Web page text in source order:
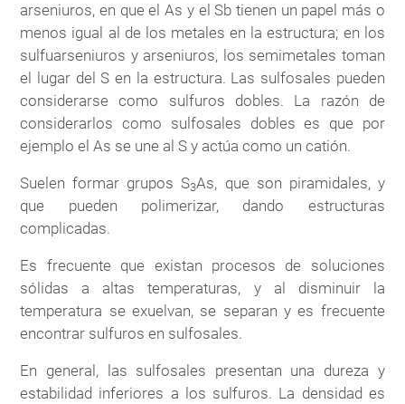
arseniuros, en que el As y el Sb tienen un papel más o
menos igual al de los metales en la estructura; en los
sulfuarseniuros y arseniuros, los semimetales toman
el lugar del S en la estructura. Las sulfosales pueden
considerarse como sulfuros dobles. La razón de
considerarlos como sulfosales dobles es que por
ejemplo el As se une al S y actúa como un catión.
Suelen formar grupos S3As, que son piramidales, y
que pueden polimerizar, dando estructuras
complicadas.
Es frecuente que existan procesos de soluciones
sólidas a altas temperaturas, y al disminuir la
temperatura se exuelvan, se separan y es frecuente
encontrar sulfuros en sulfosales.
En general, las sulfosales presentan una dureza y
estabilidad inferiores a los sulfuros. La densidad es